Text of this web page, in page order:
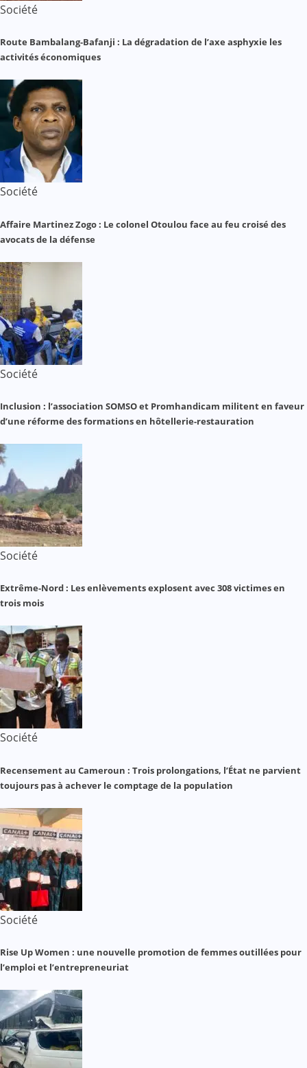
Société
Route Bambalang-Bafanji : La dégradation de l’axe asphyxie les
activités économiques
Société
Affaire Martinez Zogo : Le colonel Otoulou face au feu croisé des
avocats de la défense
Société
Inclusion : l’association SOMSO et Promhandicam militent en faveur
d’une réforme des formations en hôtellerie-restauration
Société
Extrême-Nord : Les enlèvements explosent avec 308 victimes en
trois mois
Société
Recensement au Cameroun : Trois prolongations, l’État ne parvient
toujours pas à achever le comptage de la population
Société
Rise Up Women : une nouvelle promotion de femmes outillées pour
l’emploi et l’entrepreneuriat